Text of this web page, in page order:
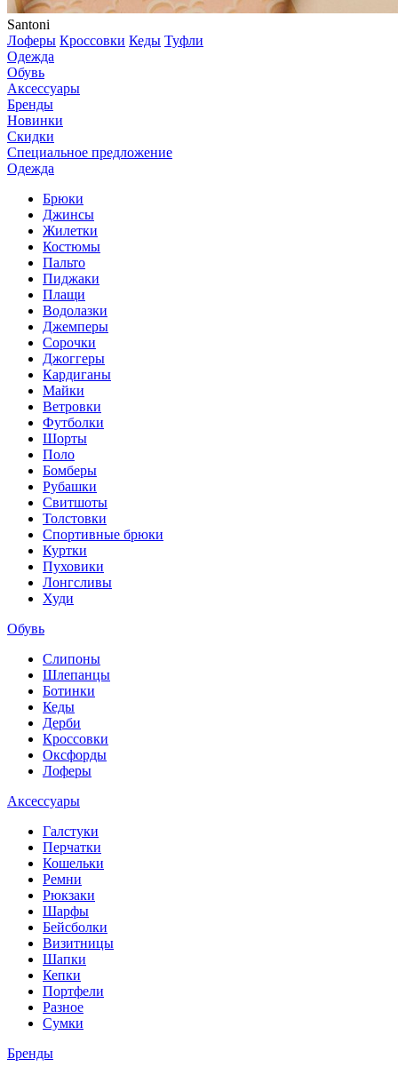
Santoni
Лоферы Кроссовки Кеды Туфли
Одежда
Обувь
Аксессуары
Бренды
Новинки
Скидки
Специальное предложение
Одежда
Брюки
Джинсы
Жилетки
Костюмы
Пальто
Пиджаки
Плащи
Водолазки
Джемперы
Сорочки
Джоггеры
Кардиганы
Майки
Ветровки
Футболки
Шорты
Поло
Бомберы
Рубашки
Свитшоты
Толстовки
Спортивные брюки
Куртки
Пуховики
Лонгсливы
Худи
Обувь
Слипоны
Шлепанцы
Ботинки
Кеды
Дерби
Кроссовки
Оксфорды
Лоферы
Аксессуары
Галстуки
Перчатки
Кошельки
Ремни
Рюкзаки
Шарфы
Бейсболки
Визитницы
Шапки
Кепки
Портфели
Разное
Сумки
Бренды